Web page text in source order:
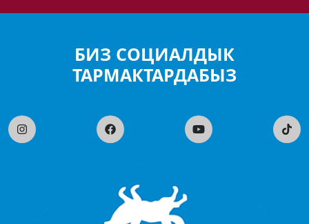
БИЗ СОЦИАЛДЫК
ТАРМАКТАРДАБЫЗ